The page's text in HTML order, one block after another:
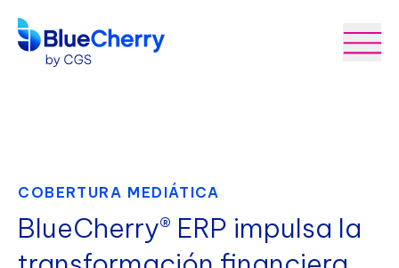
COBERTURA MEDIÁTICA
BlueCherry® ERP impulsa la